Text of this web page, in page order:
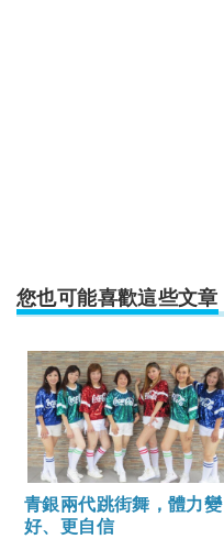
您也可能喜歡這些文章
青銀兩代跳街舞，體力變
好、更自信